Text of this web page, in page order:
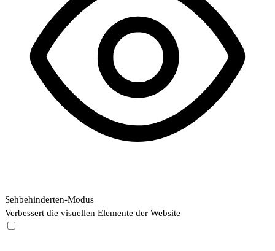
Sehbehinderten-Modus
Verbessert die visuellen Elemente der Website